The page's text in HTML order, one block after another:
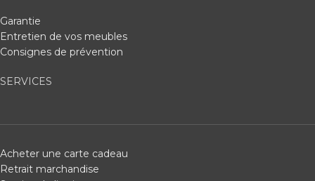
Garantie
Entretien de vos meubles
Consignes de prévention
SERVICES
Acheter une carte cadeau
Retrait marchandise